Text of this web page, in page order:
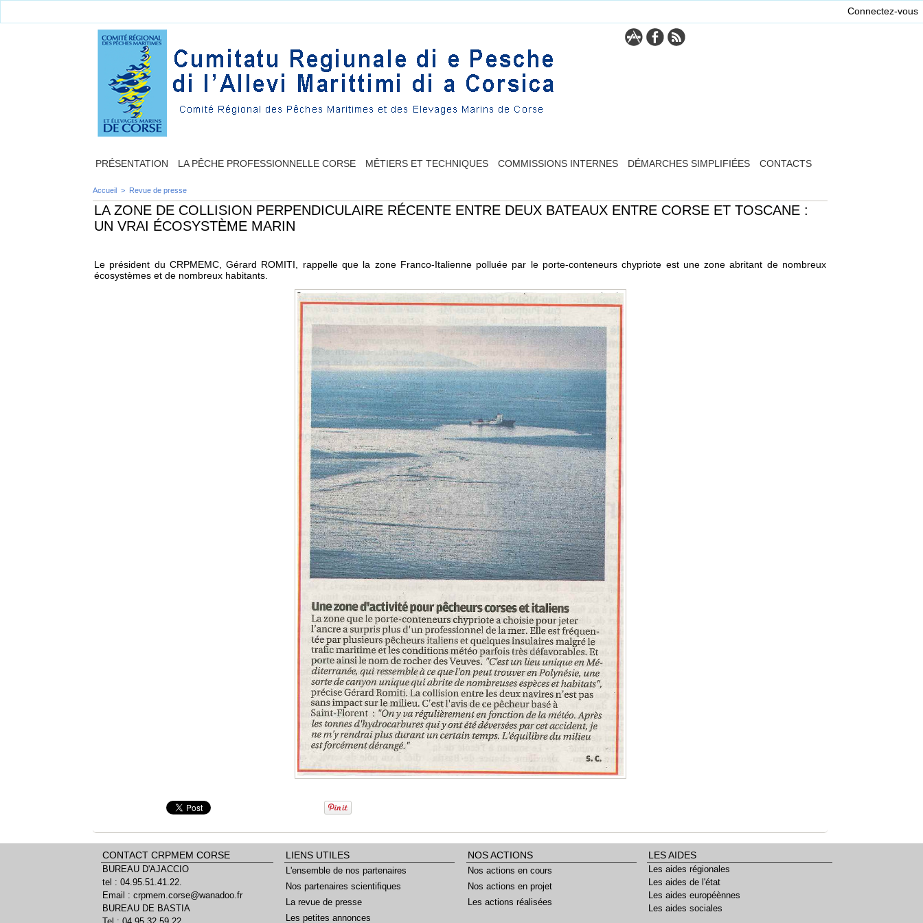
Connectez-vous
PRÉSENTATION LA PÊCHE PROFESSIONNELLE CORSE MÊTIERS ET TECHNIQUES COMMISSIONS INTERNES DÉMARCHES SIMPLIFIÉES CONTACTS
Accueil > Revue de presse
LA ZONE DE COLLISION PERPENDICULAIRE RÉCENTE ENTRE DEUX BATEAUX ENTRE CORSE ET TOSCANE :
UN VRAI ÉCOSYSTÈME MARIN
Le président du CRPMEMC, Gérard ROMITI, rappelle que la zone Franco-Italienne polluée par le porte-conteneurs chypriote est une zone abritant de nombreux
écosystèmes et de nombreux habitants.
CONTACT CRPMEM CORSE
BUREAU D'AJACCIO
tel : 04.95.51.41.22.
Email : crpmem.corse@wanadoo.fr
BUREAU DE BASTIA
LIENS UTILES
L'ensemble de nos partenaires
Nos partenaires scientifiques
La revue de presse
Les petites annonces
NOS ACTIONS
Nos actions en cours
Nos actions en projet
Les actions réalisées
LES AIDES
Les aides régionales
Les aides de l'état
Les aides européènnes
Les aides sociales